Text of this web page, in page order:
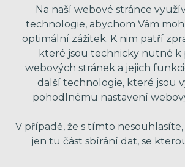
Na naší webové stránce
technologie, abychom Vám
optimální zážitek. K nim patří
které jsou technicky nutné k
webových stránek a jejich
další technologie, které jsou
pohodlnému nastavení
V případě, že s tímto
jen tu část sbírání dat, se